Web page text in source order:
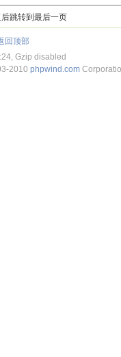
后跳转到最后一页
回顶部
Gzip disabled
2010 phpwind.com